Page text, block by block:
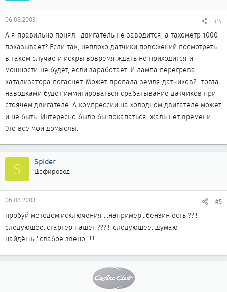
06.08.2003 #4
А я правильно понял- двигатель не заводится, а тахометр 1000
показывает? Если так, неплохо датчики положений посмотреть-
в таком случае и искры вовремя ждать не приходится и
мощности не будет, если заработает. И лампа перегрева
катализатора погаснет. Может пропала земля датчиков?- тогда
наводками будет иммитироваться срабатывание датчиков при
стоячем двигателе. А компрессии на холодном двигателе может
и не быть. Интересно было бы покапаться, жаль нет времени.
Это все мои домыслы.
S Spider
Цефировод
06.08.2003 #5
пробуй методом.исключения ...например...бензин есть ??!!!
следующее..стартер пашет ???!!! следующее...думаю
найдёшь.."слабое звено" !!!